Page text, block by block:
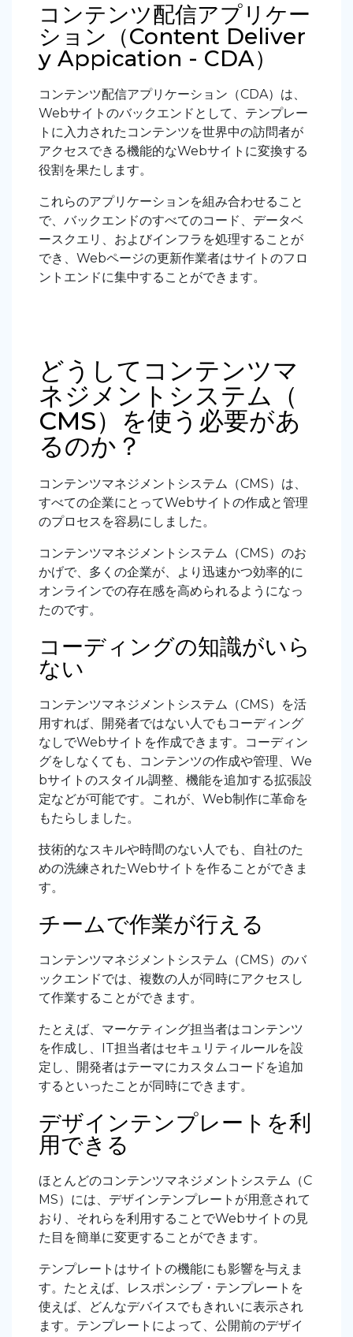
コンテンツ配信アプリケー
ション（Content Deliver
y Appication - CDA）
コンテンツ配信アプリケーション（CDA）は、
Webサイトのバックエンドとして、テンプレー
トに入力されたコンテンツを世界中の訪問者が
アクセスできる機能的なWebサイトに変換する
役割を果たします。
これらのアプリケーションを組み合わせること
で、バックエンドのすべてのコード、データベ
ースクエリ、およびインフラを処理することが
でき、Webページの更新作業者はサイトのフロ
ントエンドに集中することができます。
どうしてコンテンツマ
ネジメントシステム（
CMS）を使う必要があ
るのか？
コンテンツマネジメントシステム（CMS）は、
すべての企業にとってWebサイトの作成と管理
のプロセスを容易にしました。
コンテンツマネジメントシステム（CMS）のお
かげで、多くの企業が、より迅速かつ効率的に
オンラインでの存在感を高められるようになっ
たのです。
コーディングの知識がいら
ない
コンテンツマネジメントシステム（CMS）を活
用すれば、開発者ではない人でもコーディング
なしでWebサイトを作成できます。コーディン
グをしなくても、コンテンツの作成や管理、We
bサイトのスタイル調整、機能を追加する拡張設
定などが可能です。これが、Web制作に革命を
もたらしました。
技術的なスキルや時間のない人でも、自社のた
めの洗練されたWebサイトを作ることができま
す。
チームで作業が行える
コンテンツマネジメントシステム（CMS）のバ
ックエンドでは、複数の人が同時にアクセスし
て作業することができます。
たとえば、マーケティング担当者はコンテンツ
を作成し、IT担当者はセキュリティルールを設
定し、開発者はテーマにカスタムコードを追加
するといったことが同時にできます。
デザインテンプレートを利
用できる
ほとんどのコンテンツマネジメントシステム（C
MS）には、デザインテンプレートが用意されて
おり、それらを利用することでWebサイトの見
た目を簡単に変更することができます。
テンプレートはサイトの機能にも影響を与えま
す。たとえば、レスポンシブ・テンプレートを
使えば、どんなデバイスでもきれいに表示され
ます。テンプレートによって、公開前のデザイ